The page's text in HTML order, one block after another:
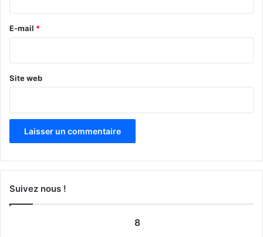
e
E-mail *
Site web
Suivez nous !
8